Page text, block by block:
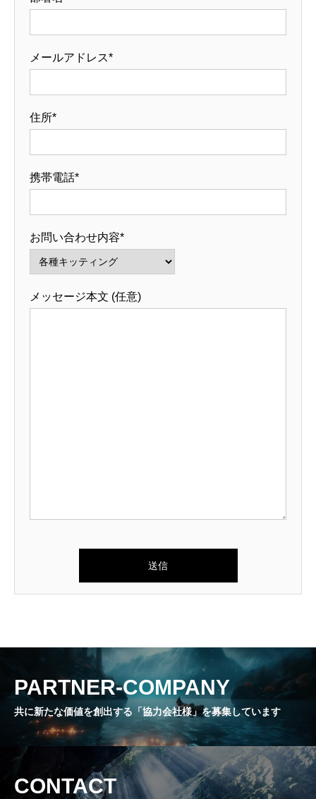
メールアドレス*
住所*
携帯電話*
お問い合わせ内容*
メッセージ本文 (任意)
PARTNER-COMPANY
共に新たな価値を創出する「協力会社様」を募集しています
CONTACT